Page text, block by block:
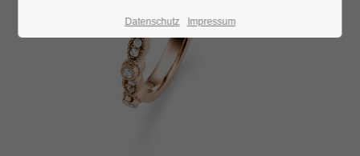
Datenschutz Impressum